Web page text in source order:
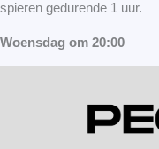
spieren gedurende 1 uur.
Woensdag om 20:00